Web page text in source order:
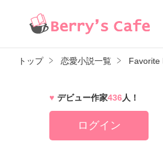
トップ 恋愛小説一覧 Favorite
デビュー作家436人！
ログイン